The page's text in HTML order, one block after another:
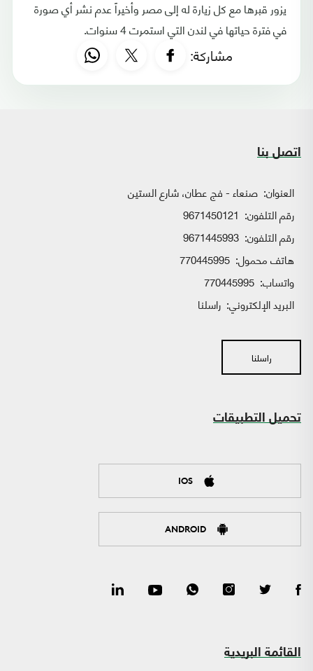
يزور قبرها مع كل زيارة له إلى مصر وأخيراً عدم نشر أي صورة
في فترة حياتها في لندن التي استمرت 4 سنوات.
مشاركة:
اتصل بنا
العنوان: صنعاء - فج عطان، شارع الستين
رقم التلفون: 9671450121
رقم التلفون: 9671445993
هاتف محمول: 770445995
واتساب:
البريد الإلكتروني: راسلنا
راسلنا
تحميل التطبيقات
IOS
ANDROID
القائمة البريدية